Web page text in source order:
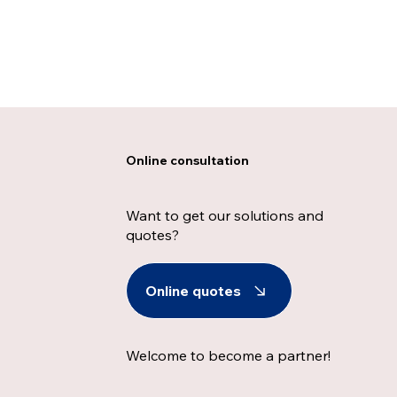
Online consultation
Want to get our solutions and
quotes?
Online quotes
Welcome to become a partner!